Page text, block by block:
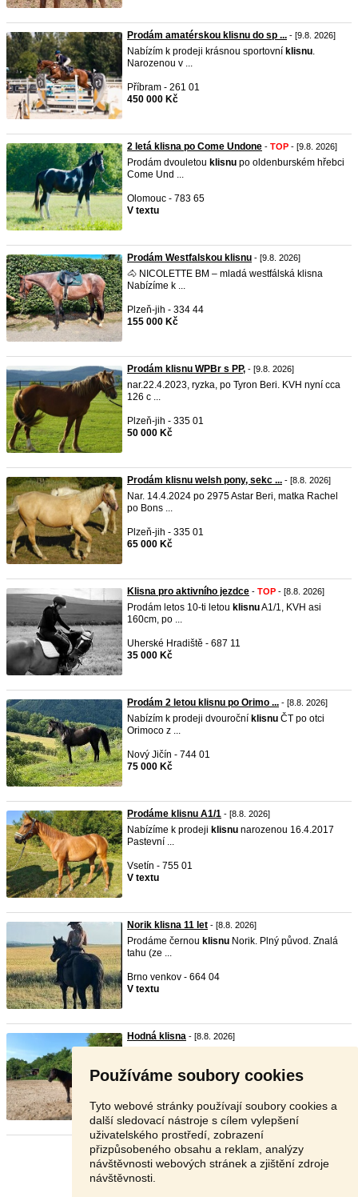
Používáme soubory cookies
Tyto webové stránky používají soubory cookies a
další sledovací nástroje s cílem vylepšení
uživatelského prostředí, zobrazení
přizpůsobeného obsahu a reklam, analýzy
návštěvnosti webových stránek a zjištění zdroje
návštěvnosti.
Prodám amatérskou klisnu do sp ... - [9.8. 2026]
Nabízím k prodeji krásnou sportovní klisnu.
Narozenou v ...
Příbram - 261 01
450 000 Kč
2 letá klisna po Come Undone - TOP - [9.8. 2026]
Prodám dvouletou klisnu po oldenburském hřebci
Come Und ...
Olomouc - 783 65
V textu
Prodám Westfalskou klisnu - [9.8. 2026]
🐴 NICOLETTE BM – mladá westfálská klisna
Nabízíme k ...
Plzeň-jih - 334 44
155 000 Kč
Prodám klisnu WPBr s PP, - [9.8. 2026]
nar.22.4.2023, ryzka, po Tyron Beri. KVH nyní cca
126 c ...
Plzeň-jih - 335 01
50 000 Kč
Prodám klisnu welsh pony, sekc ... - [8.8. 2026]
Nar. 14.4.2024 po 2975 Astar Beri, matka Rachel
po Bons ...
Plzeň-jih - 335 01
65 000 Kč
Klisna pro aktivního jezdce - TOP - [8.8. 2026]
Prodám letos 10-ti letou klisnuA1/1, KVH asi
160cm, po ...
Uherské Hradiště - 687 11
35 000 Kč
Prodám 2 letou klisnu po Orimo ... - [8.8. 2026]
Nabízím k prodeji dvouroční klisnu ČT po otci
Orimoco z ...
Nový Jičín - 744 01
75 000 Kč
Prodáme klisnu A1/1 - [8.8. 2026]
Nabízíme k prodeji klisnu narozenou 16.4.2017
Pastevní ...
Vsetín - 755 01
V textu
Norik klisna 11 let - [8.8. 2026]
Prodáme černou klisnu Norik. Plný původ. Znalá
tahu (ze ...
Brno venkov - 664 04
V textu
Hodná klisna - [8.8. 2026]
70 000 Kč
Stránka: 1 2 3 Další